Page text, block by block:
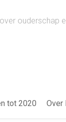
ouderschap
tot 2020 Over